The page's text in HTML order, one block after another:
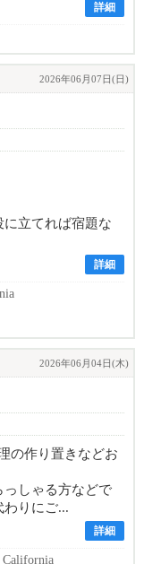
詳細
2026年06月07日(日)
立てれば宿題な
詳細
2026年06月04日(木)
の作り置きなどお
っしゃる方などで
わりにご...
詳細
California